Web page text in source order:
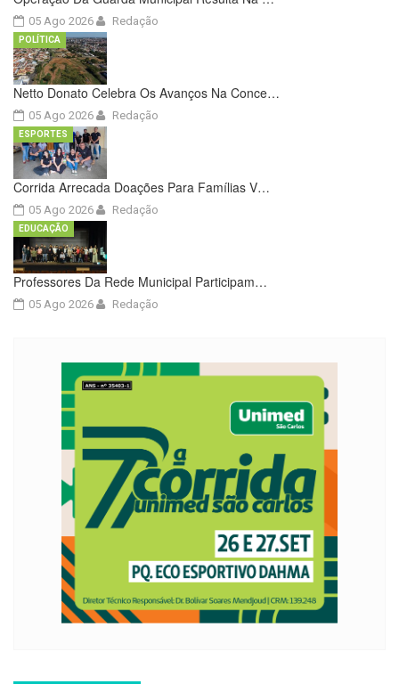
05 Ago 2026 Redação
Netto Donato Celebra Os Avanços Na Conce…
05 Ago 2026
POLÍTICA
Redação
Corrida Arrecada Doações Para Famílias V…
05 Ago 2026
ESPORTES
Redação
Professores Da Rede Municipal Participam…
05 Ago 2026
EDUCAÇÃO
Redação